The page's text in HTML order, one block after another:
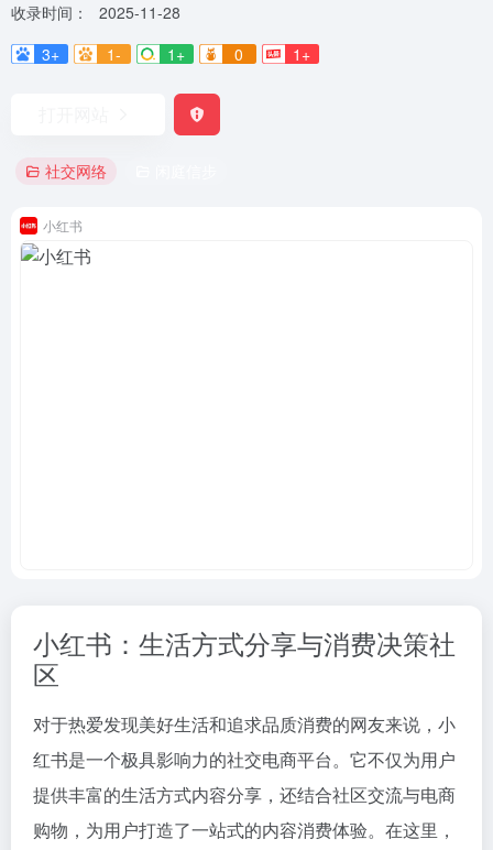
收录时间：
2025-11-28
3+
1- 1+ 0 1+
社交网络
小红书
小红书：生活方式分享与消费决策社
区
对于热爱发现美好生活和追求品质消费的网友来说，小
红书是一个极具影响力的社交电商平台。它不仅为用户
提供丰富的生活方式内容分享，还结合社区交流与电商
购物，为用户打造了一站式的内容消费体验。在这里，